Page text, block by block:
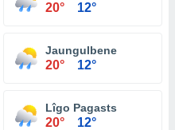
20° 12°
Jaungulbene
20° 12°
Lîgo Pagasts
20° 12°